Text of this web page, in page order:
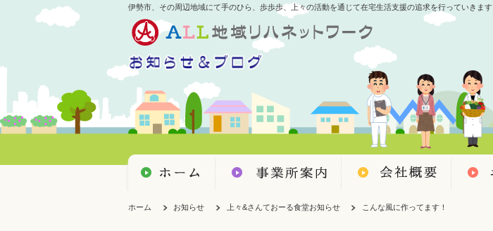
伊勢市、その周辺地域にて手のひら、歩歩歩、上々の活動を通じて在宅生活支援の追求を行っていきます
ホーム お知らせ 上々&さんておーる食堂お知らせ こんな風に作ってます！